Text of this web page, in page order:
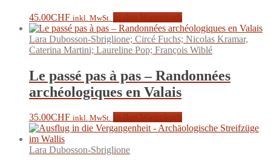
45.00CHF inkl. MwSt.
Lara Dubosson-Sbriglione; Circé Fuchs; Nicolas Kramar,
Caterina Martini; Laureline Pop; François Wiblé
Le passé pas à pas – Randonnées
archéologiques en Valais
35.00CHF inkl. MwSt.
Lara Dubosson-Sbriglione